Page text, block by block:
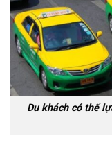
Du khách có thể